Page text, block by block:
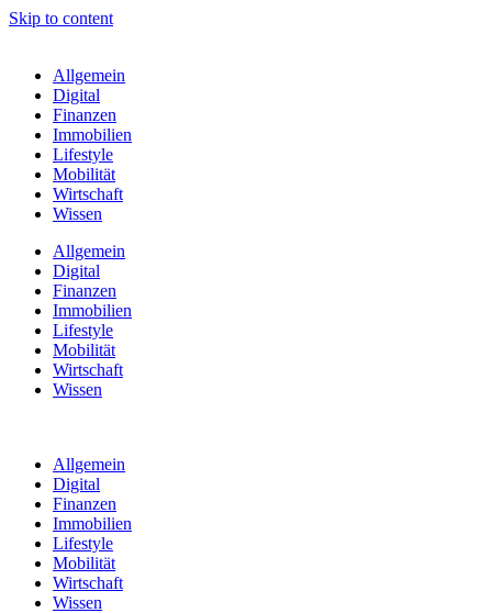
Skip to content
Allgemein
Digital
Finanzen
Immobilien
Lifestyle
Mobilität
Wirtschaft
Wissen
Allgemein
Digital
Finanzen
Immobilien
Lifestyle
Mobilität
Wirtschaft
Wissen
Allgemein
Digital
Finanzen
Immobilien
Lifestyle
Mobilität
Wirtschaft
Wissen